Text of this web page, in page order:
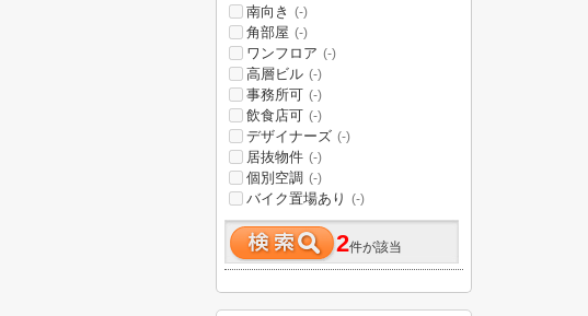
南向き (-)
角部屋 (-)
ワンフロア (-)
高層ビル (-)
事務所可 (-)
飲食店可 (-)
デザイナーズ (-)
居抜物件 (-)
個別空調 (-)
バイク置場あり (-)
2件が該当